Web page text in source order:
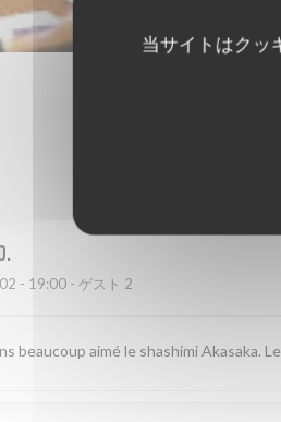
当サイトはクッ
- 19:00 - ゲスト 2
beaucoup aimé le shashimi Akasaka.